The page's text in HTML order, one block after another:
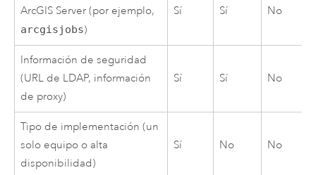
ArcGIS Server (por ejemplo,
arcgisjobs)
Sí Sí No
Información de seguridad
(URL de LDAP, información
de proxy)
Sí Sí No
Tipo de implementación (un
solo equipo o alta
disponibilidad)
Sí No No